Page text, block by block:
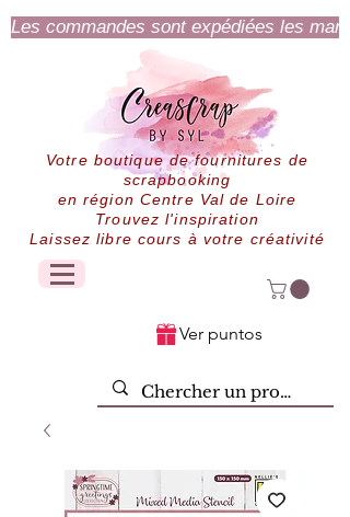
Les commandes sont expédiées les
Votre boutique de fournitures de
scrapbooking
en région Centre Val de Loire
Trouvez l'inspiration
Laissez libre cours à votre créativité
Ver puntos